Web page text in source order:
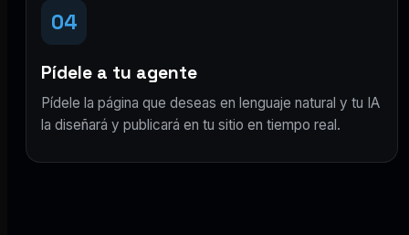
04
Pídele a tu agente
Pídele la página que deseas en lenguaje natural y tu IA
la diseñará y publicará en tu sitio en tiempo real.